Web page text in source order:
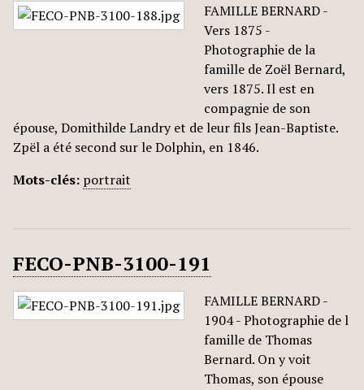
FAMILLE BERNARD -
Vers 1875 -
Photographie de la
famille de Zoël Bernard,
vers 1875. Il est en
compagnie de son
épouse, Domithilde Landry et de leur fils Jean-Baptiste.
Zpël a été second sur le Dolphin, en 1846.
Mots-clés: portrait
FECO-PNB-3100-191
FAMILLE BERNARD -
1904 - Photographie de l
famille de Thomas
Bernard. On y voit
Thomas, son épouse